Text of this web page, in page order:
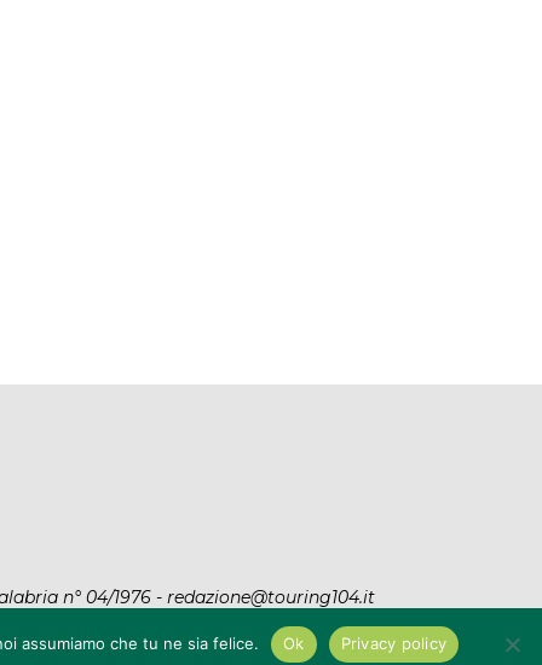
n° 04/1976 - redazione@touring104.it
assumiamo che tu ne sia felice. Ok Privacy policy